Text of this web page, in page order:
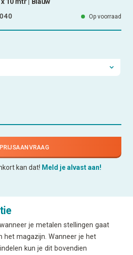
10 mtr | Blauw
Op voorraad
PRIJSAANVRAAG
kan dat! Meld je alvast aan!
je metalen stellingen gaat
het magazijn. Wanneer je het
kun je dit bovendien